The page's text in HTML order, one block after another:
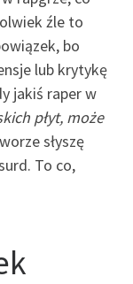
źle to
bo
lub krytykę
jakiś raper w
płyt, może
słyszę
To co,